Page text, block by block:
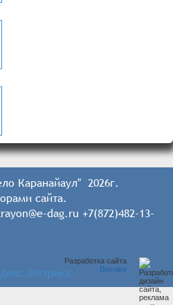
Каранайаул" 2026г.
сайта.
dag.ru +7(872)482-13-
Разработка сайта
Bevolex